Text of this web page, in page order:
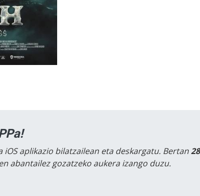
aplikazio bilatzailean eta deskargatu. Bertan
abantailez gozatzeko aukera izango duzu.